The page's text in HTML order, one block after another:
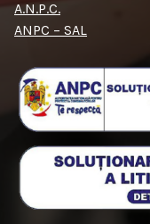
A.N.P.C.
ANPC – SAL